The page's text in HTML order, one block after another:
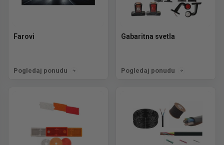
Farovi
Pogledaj ponudu
Gabaritna svetla
Pogledaj ponudu